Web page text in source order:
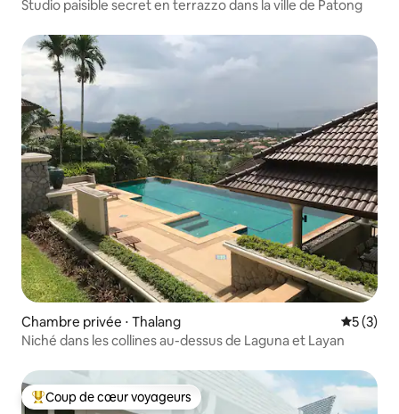
Studio paisible secret en terrazzo dans la ville de Patong
Chambre privée ⋅ Thalang
5 (3)
Niché dans les collines au-dessus de Laguna et Layan
Coups de cœur voyageurs les plus appréciés
Coup de cœur voyageurs